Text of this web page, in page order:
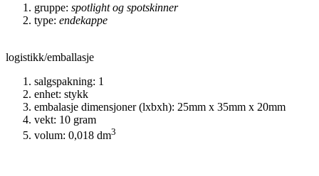
gruppe: spotlight og spotskinner
type: endekappe
logistikk/emballasje
salgspakning: 1
enhet: stykk
embalasje dimensjoner (lxbxh): 25mm x 35mm x 20mm
vekt: 10 gram
volum: 0,018 dm3